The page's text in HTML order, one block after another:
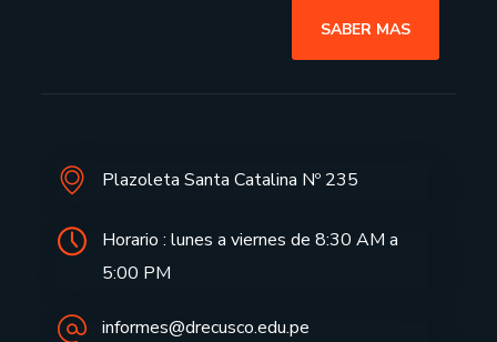
SABER MAS
Plazoleta Santa Catalina Nº 235
Horario : lunes a viernes de 8:30 AM a
5:00 PM
informes@drecusco.edu.pe